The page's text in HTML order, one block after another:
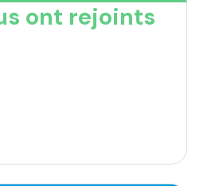
ont rejoints